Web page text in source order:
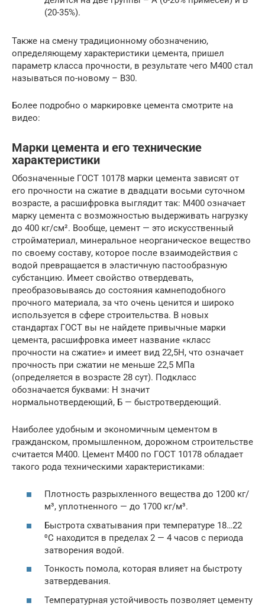
(20-35%).
Также на смену традиционному обозначению,
определяющему характеристики цемента, пришел
параметр класса прочности, в результате чего М400 стал
называться по-новому – В30.
Более подробно о маркировке цемента смотрите на
видео:
Марки цемента и его технические
характеристики
Обозначенные ГОСТ 10178 марки цемента зависят от
его прочности на сжатие в двадцати восьми суточном
возрасте, а расшифровка выглядит так: М400 означает
марку цемента с возможностью выдерживать нагрузку
до 400 кг/см². Вообще, цемент — это искусственный
стройматериал, минеральное неорганическое вещество
по своему составу, которое после взаимодействия с
водой превращается в эластичную пастообразную
субстанцию. Имеет свойство отвердевать,
преобразовываясь до состояния камнеподобного
прочного материала, за что очень ценится и широко
используется в сфере строительства. В новых
стандартах ГОСТ вы не найдете привычные марки
цемента, расшифровка имеет название «класс
прочности на сжатие» и имеет вид 22,5Н, что означает
прочность при сжатии не меньше 22,5 МПа
(определяется в возрасте 28 сут). Подкласс
обозначается буквами: Н значит
нормальнотвердеющий, Б — быстротвердеющий.
Наиболее удобным и экономичным цементом в
гражданском, промышленном, дорожном строительстве
считается М400. Цемент М400 по ГОСТ 10178 обладает
такого рода техническими характеристиками:
Плотность разрыхленного вещества до 1200 кг/
м³, уплотненного — до 1700 кг/м³.
Быстрота схватывания при температуре 18…22
⁰С находится в пределах 2 — 4 часов с периода
затворения водой.
Тонкость помола, которая влияет на быстроту
затвердевания.
Температурная устойчивость позволяет цементу